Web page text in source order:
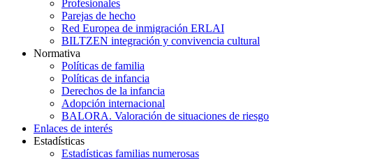
Profesionales
Parejas de hecho
Red Europea de inmigración ERLAI
BILTZEN integración y convivencia cultural
Normativa
Políticas de familia
Políticas de infancia
Derechos de la infancia
Adopción internacional
BALORA. Valoración de situaciones de riesgo
Enlaces de interés
Estadísticas
Estadísticas familias numerosas